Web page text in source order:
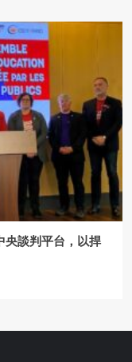
央談判平台，以捍